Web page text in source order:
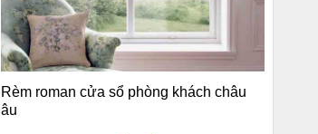
Rèm roman cửa sổ phòng khách châu
âu